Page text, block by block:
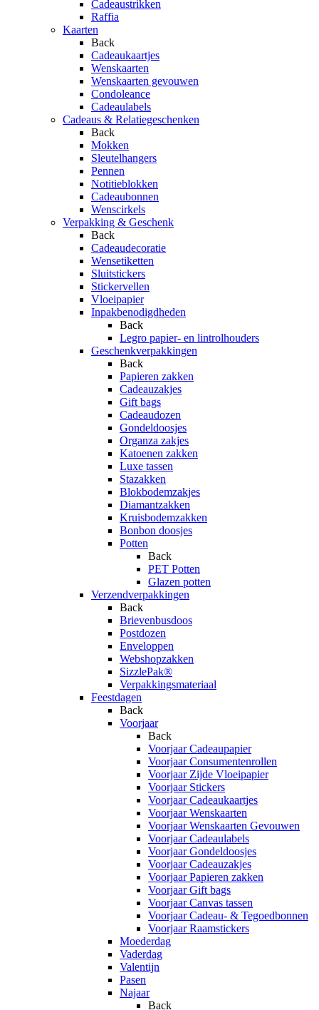
Cadeaustrikken
Raffia
Kaarten
Back
Cadeaukaartjes
Wenskaarten
Wenskaarten gevouwen
Condoleance
Cadeaulabels
Cadeaus & Relatiegeschenken
Back
Mokken
Sleutelhangers
Pennen
Notitieblokken
Cadeaubonnen
Wenscirkels
Verpakking & Geschenk
Back
Cadeaudecoratie
Wensetiketten
Sluitstickers
Stickervellen
Vloeipapier
Inpakbenodigdheden
Back
Legro papier- en lintrolhouders
Geschenkverpakkingen
Back
Papieren zakken
Cadeauzakjes
Gift bags
Cadeaudozen
Gondeldoosjes
Organza zakjes
Katoenen zakken
Luxe tassen
Stazakken
Blokbodemzakjes
Diamantzakken
Kruisbodemzakken
Bonbon doosjes
Potten
Back
PET Potten
Glazen potten
Verzendverpakkingen
Back
Brievenbusdoos
Postdozen
Enveloppen
Webshopzakken
SizzlePak®
Verpakkingsmateriaal
Feestdagen
Back
Voorjaar
Back
Voorjaar Cadeaupapier
Voorjaar Consumentenrollen
Voorjaar Zijde Vloeipapier
Voorjaar Stickers
Voorjaar Cadeaukaartjes
Voorjaar Wenskaarten
Voorjaar Wenskaarten Gevouwen
Voorjaar Cadeaulabels
Voorjaar Gondeldoosjes
Voorjaar Cadeauzakjes
Voorjaar Papieren zakken
Voorjaar Gift bags
Voorjaar Canvas tassen
Voorjaar Cadeau- & Tegoedbonnen
Voorjaar Raamstickers
Moederdag
Vaderdag
Valentijn
Pasen
Najaar
Back